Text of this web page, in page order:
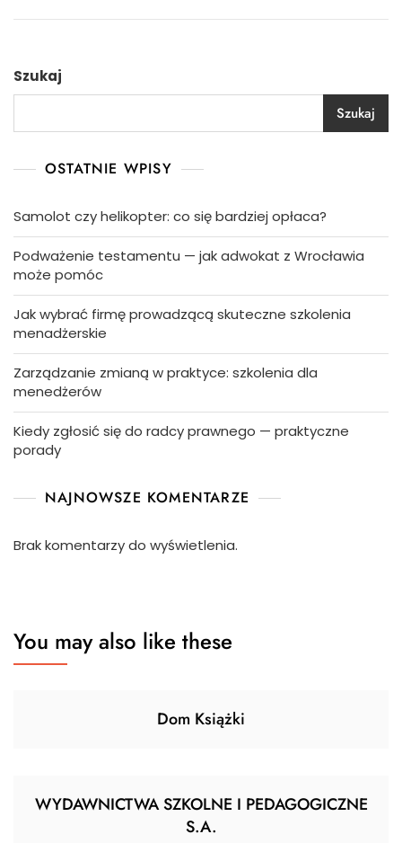
Szukaj
Szukaj
OSTATNIE WPISY
Samolot czy helikopter: co się bardziej opłaca?
Podważenie testamentu — jak adwokat z Wrocławia
może pomóc
Jak wybrać firmę prowadzącą skuteczne szkolenia
menadżerskie
Zarządzanie zmianą w praktyce: szkolenia dla
menedżerów
Kiedy zgłosić się do radcy prawnego — praktyczne
porady
NAJNOWSZE KOMENTARZE
Brak komentarzy do wyświetlenia.
You may also like these
Dom Książki
WYDAWNICTWA SZKOLNE I PEDAGOGICZNE
S.A.